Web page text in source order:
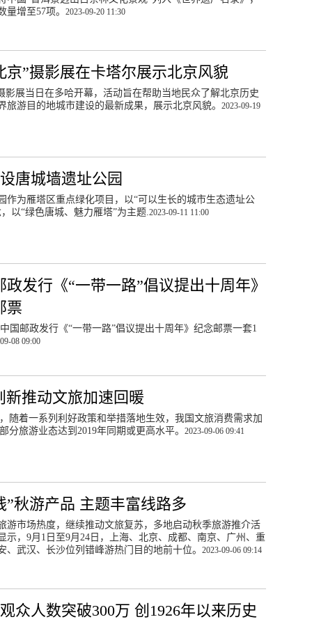
量增至57项。 2023-09-20 11:30
京”摄影展在卡塔尔展示北京风貌
影展当日在多哈开幕，活动旨在帮助当地民众了解北京历史
旅游目的地城市建设的最新成果，展示北京风貌。2023-09-19
唐城墙遗址公园
作为雁塔区重点绿化项目，以“可以生长的城市生态遗址公
以“绿色唐城、魅力雁塔”为主题.2023-09-11 11:00
政发行《“一带一路”倡议提出十周年》
票
国邮政发行《“一带一路”倡议提出十周年》纪念邮票一套1
08 09:00
新推动文旅加速回暖
随着一系列利好政策和举措落地生效，我国文旅消费需求加
分旅游业态达到2019年同期或更高水平。2023-09-06 09:41
”秋游产品 主题丰富线路多
游市场热度，继续推动文旅复苏，多地启动秋季旅游推介活
示，9月1日至9月24日，上海、北京、成都、南京、广州、重
、武汉、长沙位列错峰游热门目的地前十位。 2023-09-06 09:14
众人数突破300万 创1926年以来历史